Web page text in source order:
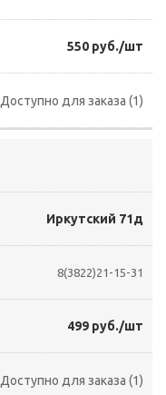
550 руб./шт
Доступно для заказа (1)
Иркутский 71д
8(3822)21-15-31
499 руб./шт
Доступно для заказа (1)